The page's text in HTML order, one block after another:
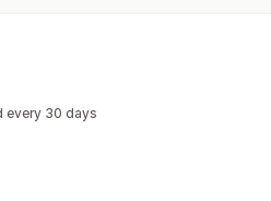
チャットボタン
every 30 days